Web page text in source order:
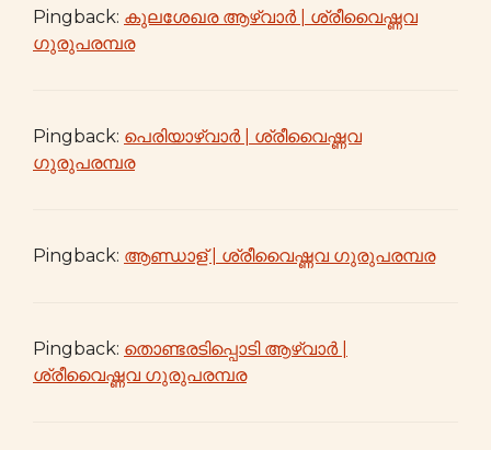
Pingback: കുലശേഖര ആഴ്വാർ | ശ്രീവൈഷ്ണവ
ഗുരുപരമ്പര
Pingback: പെരിയാഴ്വാർ | ശ്രീവൈഷ്ണവ
ഗുരുപരമ്പര
Pingback: ആണ്ഡാള് | ശ്രീവൈഷ്ണവ ഗുരുപരമ്പര
Pingback: തൊണ്ടരടിപ്പൊടി ആഴ്വാര്‍ |
ശ്രീവൈഷ്ണവ ഗുരുപരമ്പര